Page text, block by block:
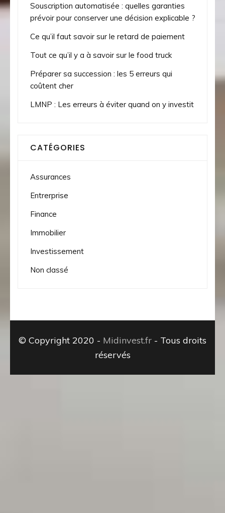
Souscription automatisée : quelles garanties
prévoir pour conserver une décision explicable ?
Ce qu’il faut savoir sur le retard de paiement
Tout ce qu’il y a à savoir sur le food truck
Préparer sa succession : les 5 erreurs qui
coûtent cher
LMNP : Les erreurs à éviter quand on y investit
CATÉGORIES
Assurances
Entrerprise
Finance
Immobilier
Investissement
Non classé
© Copyright 2020 - Midinvest.fr - Tous droits
réservés